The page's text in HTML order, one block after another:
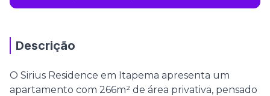
Descrição
O Sirius Residence em Itapema apresenta um
apartamento com 266m² de área privativa, pensado